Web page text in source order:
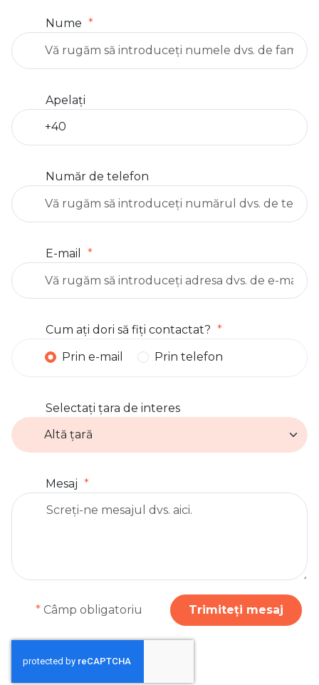
Nume
Apelați
Număr de telefon
E-mail
Cum ați dori să fiți contactat?
Prin e-mail
Prin telefon
Selectați țara de interes
Mesaj
* Câmp obligatoriu Trimiteți mesaj